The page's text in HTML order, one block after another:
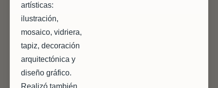
artísticas:
ilustración,
mosaico, vidriera,
tapiz, decoración
arquitectónica y
diseño gráfico.
Realizó también